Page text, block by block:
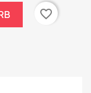
favorite_border